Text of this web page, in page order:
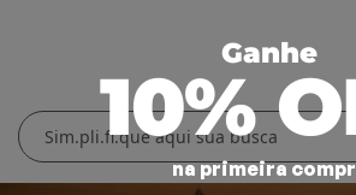
Ganhe
10%
na primeira
Cozinha
Blenders
Lar
Ferros e Passadeiras
Conforto Térmico
Aquecedores
Cuidados Pessoais
Escovas Secadoras